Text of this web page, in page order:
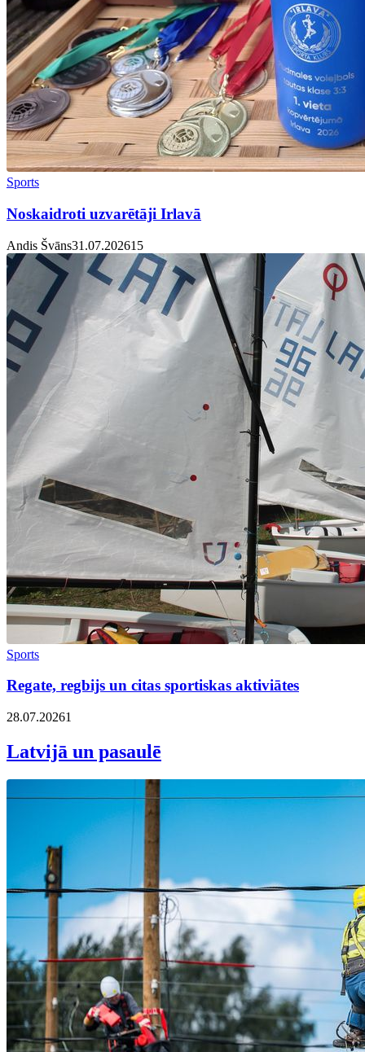
Sports
Noskaidroti uzvarētāji Irlavā
Andis Švāns31.07.20261 5
Sports
Regate, regbijs un citas sportiskas aktiviātes
28.07.20261
Latvijā un pasaulē